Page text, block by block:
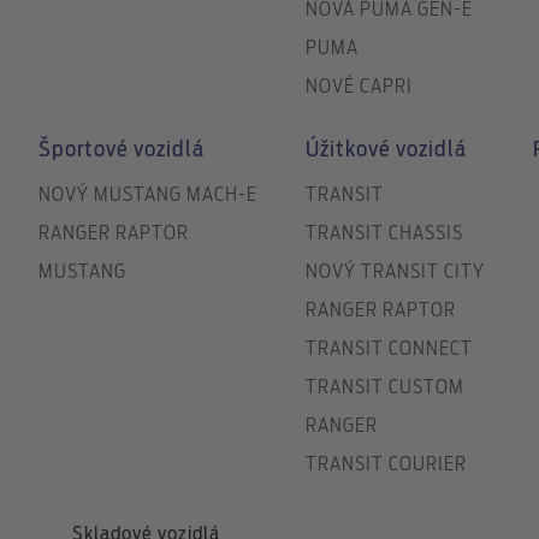
NOVÁ PUMA GEN-E
PUMA
NOVÉ CAPRI
Športové vozidlá
NOVÝ MUSTANG MACH-E
RANGER RAPTOR
MUSTANG
Úžitkové vozidlá
TRANSIT
TRANSIT CHASSIS
NOVÝ TRANSIT CITY
RANGER RAPTOR
TRANSIT CONNECT
TRANSIT CUSTOM
RANGER
TRANSIT COURIER
Skladové vozidlá